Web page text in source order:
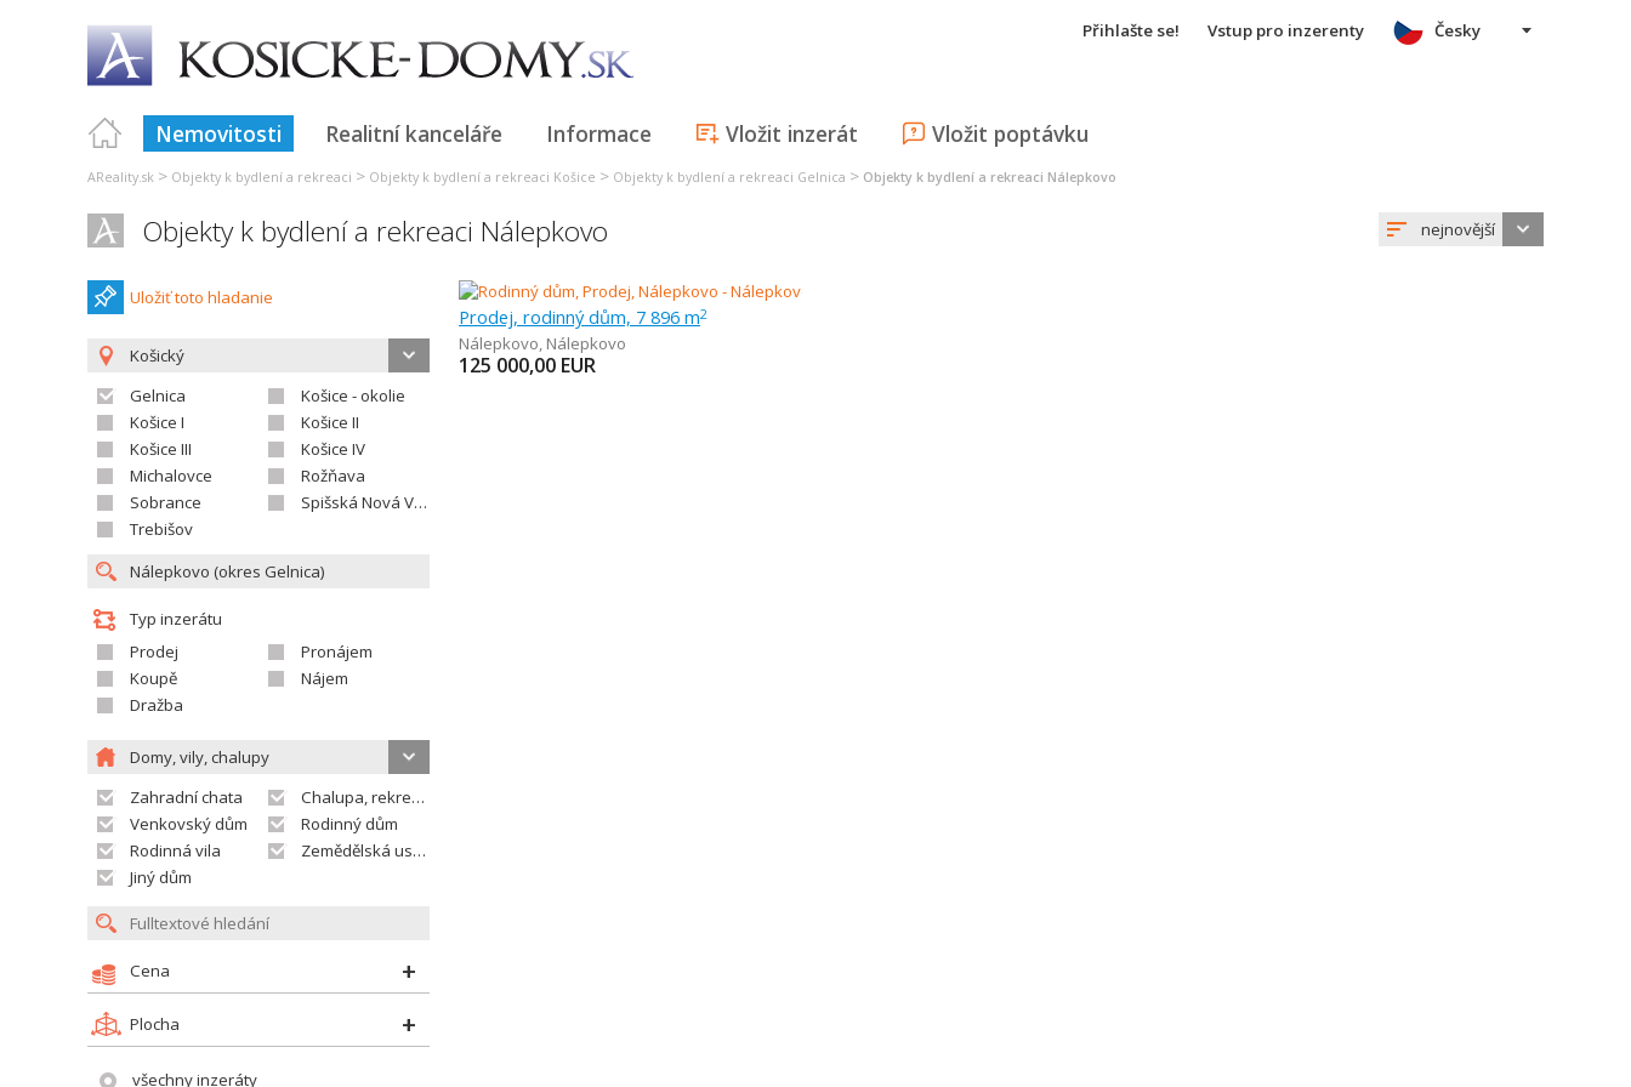
Přihlašte se! Vstup pro inzerenty
Nemovitosti Realitní kanceláře Informace Vložit inzerát Vložit poptávku
Česky
AReality.sk > Objekty k bydlení a rekreaci > Objekty k bydlení a rekreaci Košice > Objekty k bydlení a rekreaci Gelnica > Objekty k bydlení a rekreaci Nálepkovo
Objekty k bydlení a rekreaci Nálepkovo nejnovější
Uložiť toto hladanie
Košický
Gelnica
Košice - okolie
Košice I
Košice II
Košice III
Košice IV
Michalovce
Rožňava
Sobrance
Spišská Nová Ves
Trebišov
Typ inzerátu
Prodej
Pronájem
Koupě
Nájem
Dražba
Domy, vily, chalupy
Zahradní chata
Chalupa, rekreační domek
Venkovský dům
Rodinný dům
Rodinná vila
Zemědělská usedlost
Jiný dům
Cena
Plocha
všechny inzeráty
Prodej, rodinný dům, 7 896 m2
Nálepkovo, Nálepkovo
125 000,00 EUR